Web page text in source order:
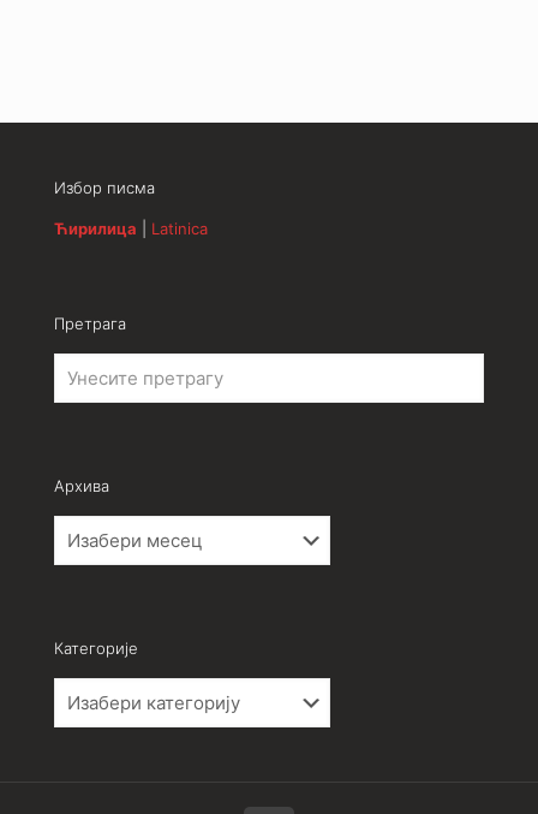
Избор писма
Ћирилица Latinica
Претрага
Архива
Категорије